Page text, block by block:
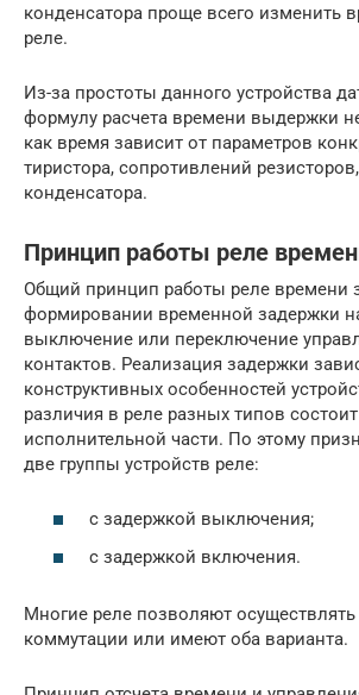
конденсатора проще всего изменить
реле.
Из-за простоты данного устройства
формулу расчета времени выдержки
как время зависит от параметров
тиристора, сопротивлений
конденсатора.
Принцип работы реле
Общий принцип работы реле времени
формировании временной задержки
выключение или переключение
контактов. Реализация задержки
конструктивных особенностей
различия в реле разных типов
исполнительной части. По этому
две группы устройств реле:
с задержкой выключения;
с задержкой включения.
Многие реле позволяют осуществлять
коммутации или имеют оба варианта.